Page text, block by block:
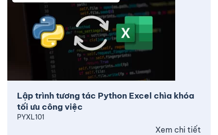
Lập trình tương tác Python Excel chìa khóa
tối ưu công việc
PYXL101
Xem chi tiết